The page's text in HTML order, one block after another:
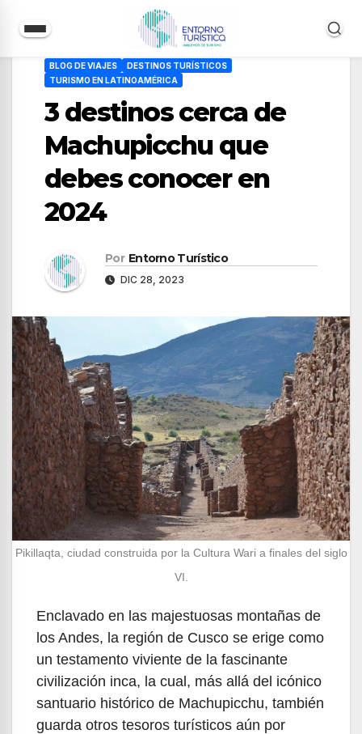
BLOG DE VIAJES
DESTINOS TURÍSTICOS
TURISMO EN LATINOAMÉRICA
3 destinos cerca de
Machupicchu que
debes conocer en
2024
Por Entorno Turístico
DIC 28, 2023
Pikillaqta, ciudad construida por la Cultura Wari a finales del siglo
VI.
Enclavado en las majestuosas montañas de
los Andes, la región de Cusco se erige como
un testamento viviente de la fascinante
civilización inca, la cual, más allá del icónico
santuario histórico de Machupicchu, también
guarda otros tesoros turísticos aún por